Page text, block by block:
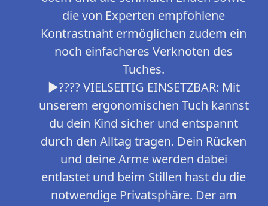
die von Experten empfohlene
Kontrastnaht ermöglichen zudem ein
noch einfacheres Verknoten des
Tuches.
►???? VIELSEITIG EINSETZBAR: Mit
unserem ergonomischen Tuch kannst
du dein Kind sicher und entspannt
durch den Alltag tragen. Dein Rücken
und deine Arme werden dabei
entlastet und beim Stillen hast du die
notwendige Privatsphäre. Der am